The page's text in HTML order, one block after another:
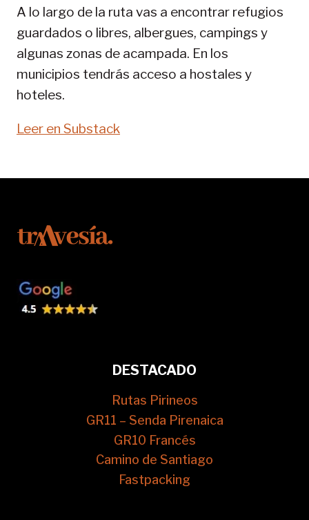
A lo largo de la ruta vas a encontrar refugios
guardados o libres, albergues, campings y
algunas zonas de acampada. En los
municipios tendrás acceso a hostales y
hoteles.
Leer en Substack
DESTACADO
Rutas Pirineos
GR11 – Senda Pirenaica
GR10 Francés
Camino de Santiago
Fastpacking